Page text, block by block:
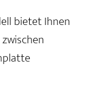
bietet Ihnen